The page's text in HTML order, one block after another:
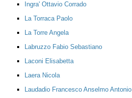
Ingra' Ottavio Corrado
La Torraca Paolo
La Torre Angela
Labruzzo Fabio Sebastiano
Laconi Elisabetta
Laera Nicola
Laudadio Francesco Anselmo Antonio